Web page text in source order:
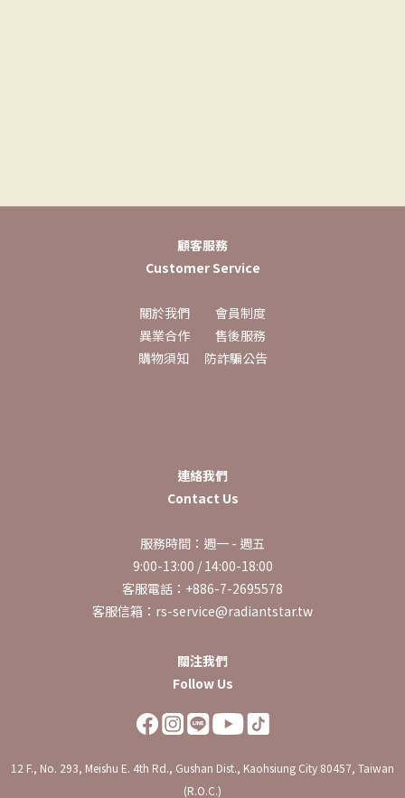
顧客服務
Customer Service
關於我們
會員制度
異業合作
售後服務
購物須知
防詐騙公告
連絡我們
Contact Us
服務時間：週一 - 週五
9:00-13:00 / 14:00-18:00
客服電話：+886-7-2695578
客服信箱：rs-service@radiantstar.tw
關注我們
Follow Us
12 F., No. 293, Meishu E. 4th Rd., Gushan Dist., Kaohsiung City 80457, Taiwan
(R.O.C.)